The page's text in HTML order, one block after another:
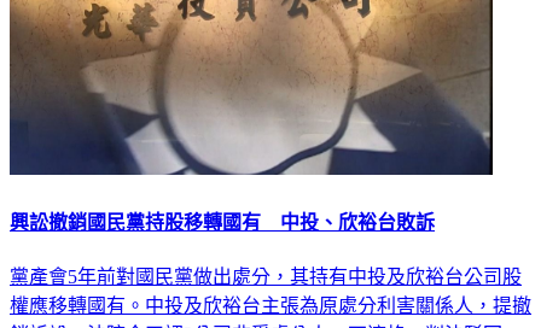
興訟撤銷國民黨持股移轉國有 中投、欣裕台敗訴
黨產會5年前對國民黨做出處分，其持有中投及欣裕台公司股
權應移轉國有。中投及欣裕台主張為原處分利害關係人，提撤